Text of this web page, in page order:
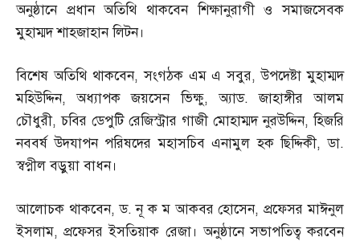
অনুষ্ঠানে প্রধান অতিথি থাকবেন শিক্ষানুরাগী ও সমাজসেবক
মুহাম্মদ শাহজাহান লিটন।
বিশেষ অতিথি থাকবেন,সংগঠক এম এ সবুর,উপদেষ্টা মুহাম্মদ
মহিউদ্দিন,অধ্যাপক জয়সেন ভিক্ষু,অ্যাড.জাহাঙ্গীর আলম
চৌধুরী,চবির ডেপুটি রেজিস্ট্রার গাজী মোহাম্মদ নুরউদ্দিন,হিজরি
নববর্ষ উদযাপন পরিষদের মহাসচিব এনামুল হক ছিদ্দিকী,ডা.
স্বপ্নীল বড়ুয়া বাধন।
আলোচক থাকবেন,ড.নূ ক ম আকবর হোসেন,প্রফেসর মাঈনুল
ইসলাম,প্রফেসর ইসতিয়াক রেজা। অনুষ্ঠানে সভাপতিত্ব করবেন